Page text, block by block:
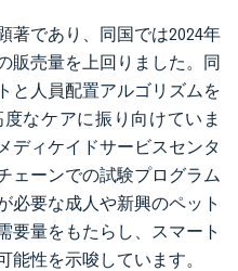
著であり、同国では2024年
販売量を上回りました。同
と人員配置アルゴリズムを
なケアに振り向けていま
ディケイドサービスセンタ
ェーンでの試験プログラム
必要な成人や新興のペット
要量をもたらし、スマート
能性を示唆しています。